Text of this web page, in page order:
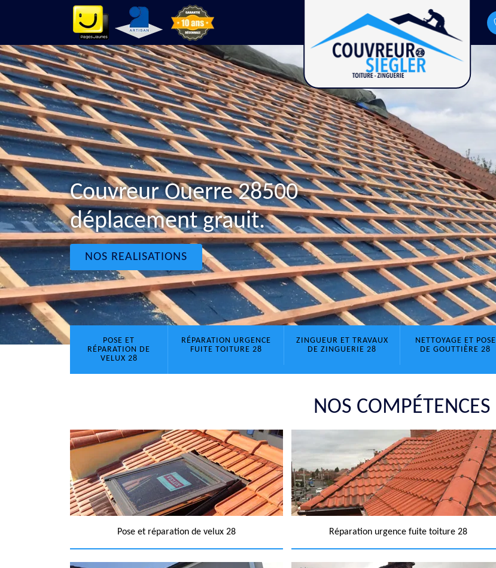
Couvreur Ouerre 28500
déplacement grauit.
NOS REALISATIONS
POSE ET
RÉPARATION DE
VELUX 28
RÉPARATION URGENCE
FUITE TOITURE 28
ZINGUEUR ET TRAVAUX
DE ZINGUERIE 28
NETTOYAGE ET POSE
DE GOUTTIÈRE 28
NOS COMPÉTENCES
Pose et réparation de velux 28 Réparation urgence fuite toiture 28